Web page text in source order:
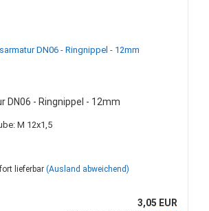
DN06 - Ringnippel - 12mm
M 12x1,5
lieferbar (Ausland abweichend)
3,05 EUR